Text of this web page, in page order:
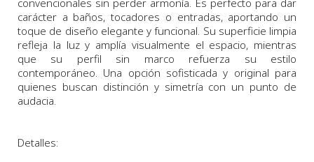
carácter a baños, tocadores o entradas, aportando un
toque de diseño elegante y funcional. Su superficie limpia
refleja la luz y amplía visualmente el espacio, mientras
que su perfil sin marco refuerza su estilo
contemporáneo. Una opción sofisticada y original para
quienes buscan distinción y simetría con un punto de
audacia.
Detalles: